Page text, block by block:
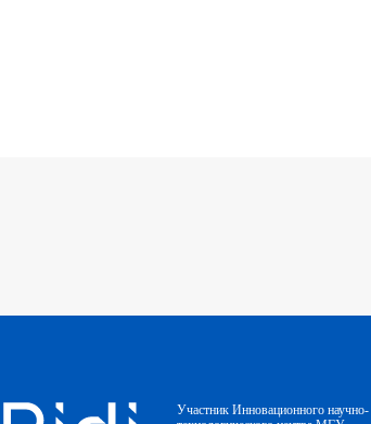
Участник Инновационного научно-